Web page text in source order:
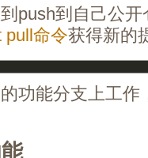
push到自己公
pull命令获得新的
功能分支上工作